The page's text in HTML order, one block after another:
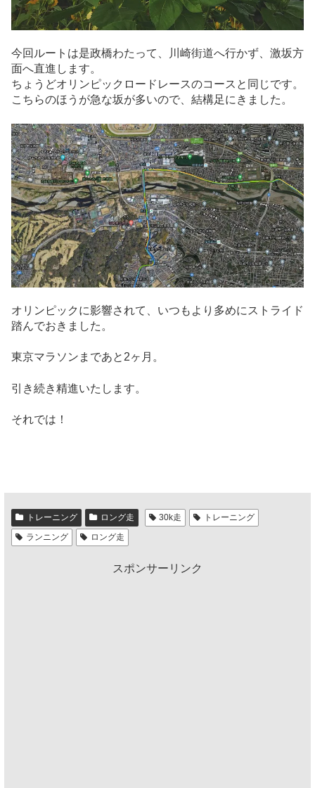
今回ルートは是政橋わたって、川崎街道へ行かず、激坂方
面へ直進します。
ちょうどオリンピックロードレースのコースと同じです。
こちらのほうが急な坂が多いので、結構足にきました。
オリンピックに影響されて、いつもより多めにストライド
踏んでおきました。
東京マラソンまであと2ヶ月。
引き続き精進いたします。
それでは！
トレーニング ロング走 30k走
トレーニング
ランニング
ロング走
スポンサーリンク